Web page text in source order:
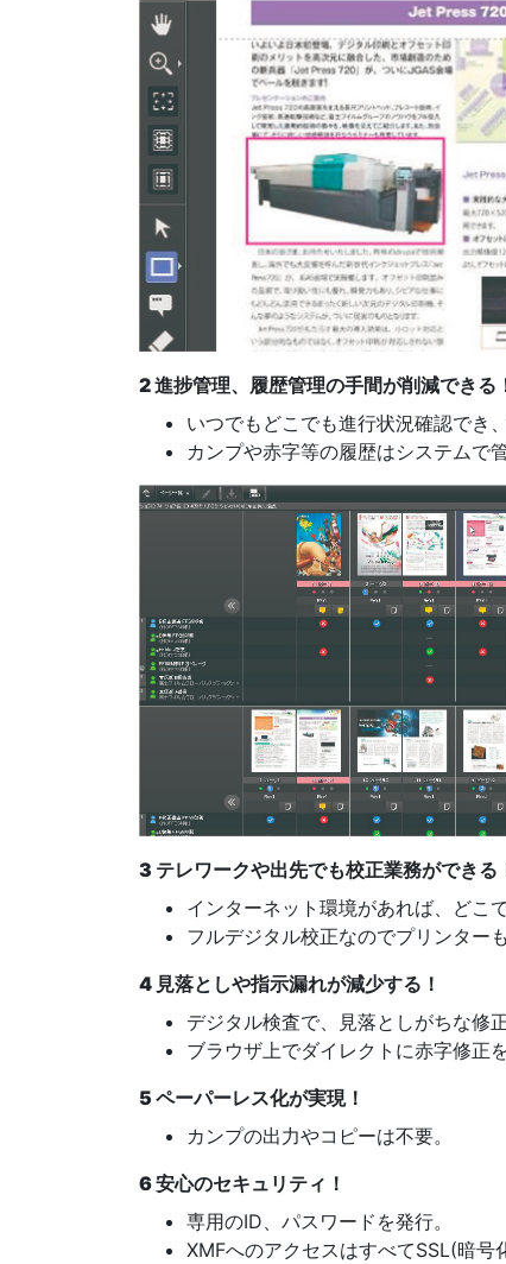
2 進捗管理、履歴管理の手間が削減できる
いつでもどこでも進行状況確認でき
カンプや赤字等の履歴はシステムで
3 テレワークや出先でも校正業務ができる
インターネット環境があれば、どこ
フルデジタル校正なのでプリンター
4 見落としや指示漏れが減少する！
デジタル検査で、見落としがちな修
ブラウザ上でダイレクトに赤字修正
5 ペーパーレス化が実現！
カンプの出力やコピーは不要。
6 安心のセキュリティ！
専用のID、パスワードを発行。
XMFへのアクセスはすべてSSL(暗号